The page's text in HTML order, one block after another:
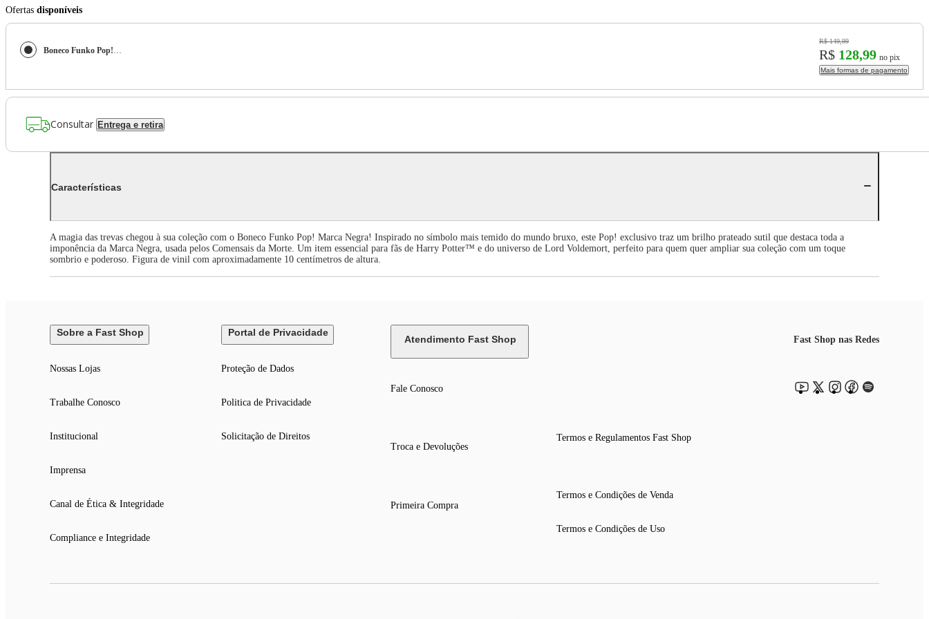
Ofertas disponíveis
Boneco Funko Pop! Harry Potter 6 - Marca Negra
R$ 149,99
R$ 128,99 no pix
Mais formas de pagamento
Consultar Entrega e retira
Características
A magia das trevas chegou à sua coleção com o Boneco Funko Pop! Marca Negra! Inspirado no símbolo mais temido do mundo bruxo, este Pop! exclusivo traz um brilho prateado sutil que destaca toda a
imponência da Marca Negra, usada pelos Comensais da Morte. Um item essencial para fãs de Harry Potter™ e do universo de Lord Voldemort, perfeito para quem quer ampliar sua coleção com um toque
sombrio e poderoso. Figura de vinil com aproximadamente 10 centímetros de altura.
Sobre a Fast Shop
Nossas Lojas
Trabalhe Conosco
Institucional
Imprensa
Canal de Ética & Integridade
Compliance e Integridade
Portal de Privacidade
Proteção de Dados
Politica de Privacidade
Solicitação de Direitos
Atendimento Fast Shop
Fale Conosco
Troca e Devoluções
Primeira Compra
Termos e Regulamentos Fast Shop
Termos e Condições de Venda
Termos e Condições de Uso
Fast Shop nas Redes